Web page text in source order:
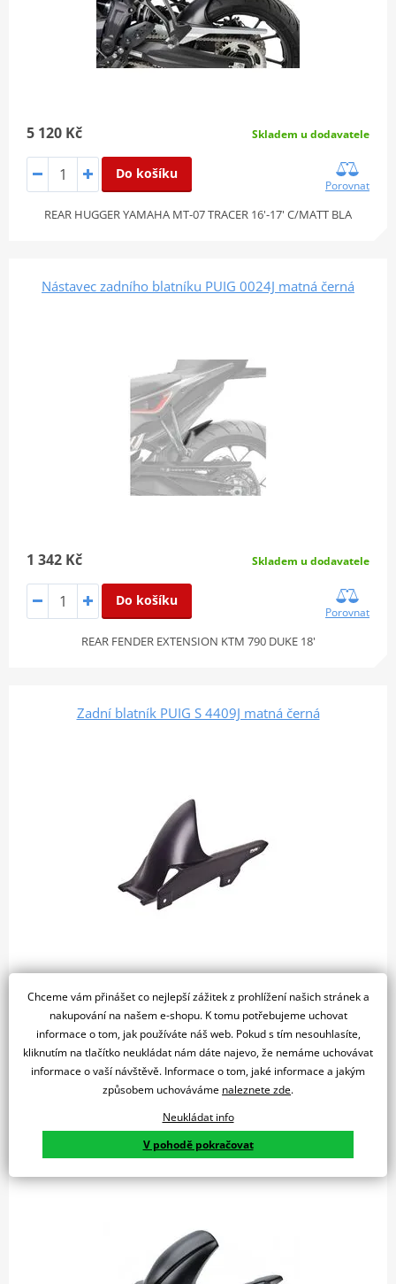
5 120 Kč Skladem u dodavatele
Do košíku
Porovnat
REAR HUGGER YAMAHA MT-07 TRACER 16'-17' C/MATT BLA
Nástavec zadního blatníku PUIG 0024J matná černá
1 342 Kč Skladem u dodavatele
Do košíku
Porovnat
REAR FENDER EXTENSION KTM 790 DUKE 18'
Zadní blatník PUIG S 4409J matná černá
Do košíku
Porovnat
REAR H.BANDIT 1250/1250S 07-13/GSX1250F 10-17'
Zadní blatník PUIG 21539C karbonový
Chceme vám přinášet co nejlepší zážitek z prohlížení našich stránek a
nakupování na našem e-shopu. K tomu potřebujeme uchovat
informace o tom, jak používáte náš web. Pokud s tím nesouhlasíte,
kliknutím na tlačítko neukládat nám dáte najevo, že nemáme uchovávat
informace o vaší návštěvě. Informace o tom, jaké informace a jakým
způsobem uchováváme naleznete zde.
Neukládat info
V pohodě pokračovat